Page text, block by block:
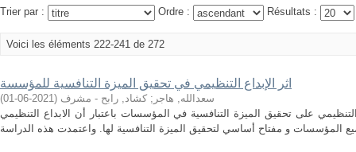
Trier par : Ordre : Résultats :
Voici les éléments 222-241 de 272
اثر الإبداع التنظيمي في تحقيق الميزة التنافسية للمؤسسة
سعدالله, هاجر ; كشاد, رابح - مشرف (
2021-06-01
)
على تحقيق الميزة التنافسية في المؤسسات باعتبار أن الابداع التنظيمي